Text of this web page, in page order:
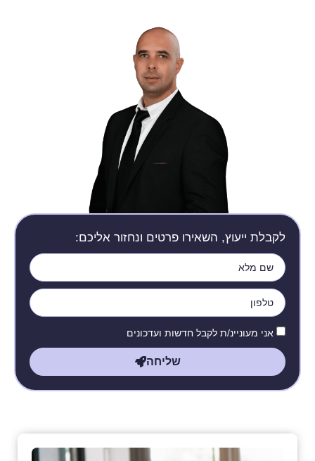
לקבלת ייעוץ, השאירו פרטים ונחזור אליכם:
אני מעוניינ/ת לקבל חדשות ועדכונים
שליחה